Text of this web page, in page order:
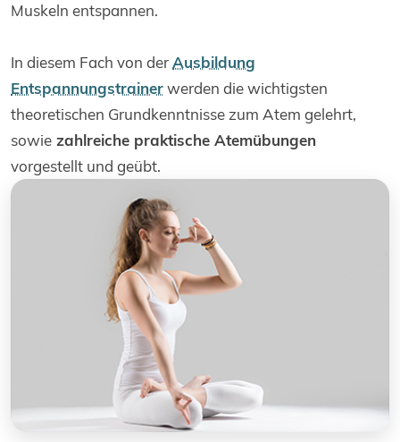
Muskeln entspannen.
In diesem Fach von derAusbildung
Entspannungstrainerwerden die wichtigsten
theoretischen Grundkenntnisse zum Atem gelehrt,
sowie zahlreiche praktische Atemübungen
vorgestellt und geübt.